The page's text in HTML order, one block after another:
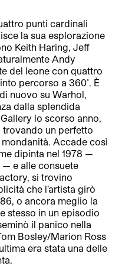
punti cardinali
la sua esplorazione
Keith Haring, Jeff
Andy
del leone con quattro
percorso a 360˚. È
nuovo su Warhol,
dalla splendida
lo scorso anno,
trovando un perfetto
Accade così
dipinta nel 1978 —
e alle consuete
si trovino
che l’artista girò
o ancora meglio la
stesso in un episodio
il panico nella
Bosley/Marion Ross
era stata una delle